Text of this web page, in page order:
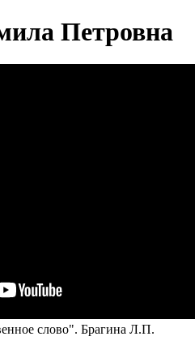
Петровна
слово". Брагина Л.П.